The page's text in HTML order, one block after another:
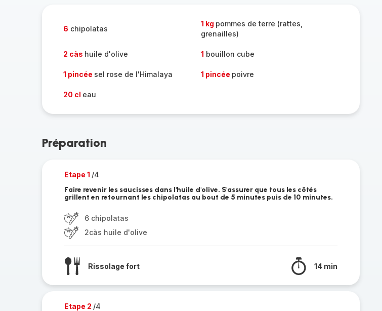
6 chipolatas
1 kg pommes de terre (rattes,
grenailles)
2 càs huile d'olive 1 bouillon cube
1 pincée sel rose de l'Himalaya 1 pincée poivre
20 cl eau
Préparation
Etape 1 /4
Faire revenir les saucisses dans l'huile d'olive. S'assurer que tous les côtés
grillent en retournant les chipolatas au bout de 5 minutes puis de 10 minutes.
6 chipolatas
2càs huile d'olive
Rissolage fort 14 min
Etape 2 /4